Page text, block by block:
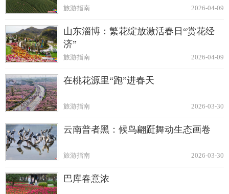
2026-04-09
旅游指南
山东淄博：繁花绽放激活春日“赏花经
济”
2026-04-09
旅游指南
在桃花源里“跑”进春天
2026-03-30
旅游指南
云南普者黑：候鸟翩跹舞动生态画卷
2026-03-30
旅游指南
巴库春意浓